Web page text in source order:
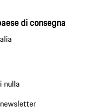
di consegna
nulla